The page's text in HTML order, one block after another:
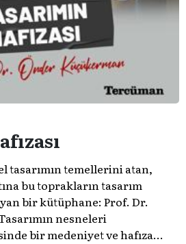
tasarımın temellerini atan,
bu toprakların tasarım
bir kütüphane: Prof. Dr.
nesneleri
bir medeniyet ve hafıza